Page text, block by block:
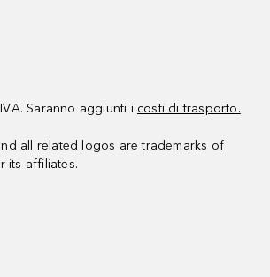
Saranno aggiunti i costi di trasporto.
all related logos are trademarks of
its affiliates.